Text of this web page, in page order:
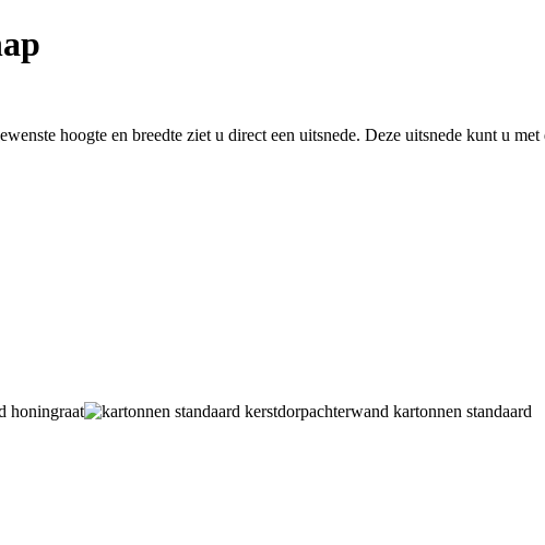
hoogte en breedte ziet u direct een uitsnede. Deze uitsnede kunt u met
honingraat
kartonnen standaard